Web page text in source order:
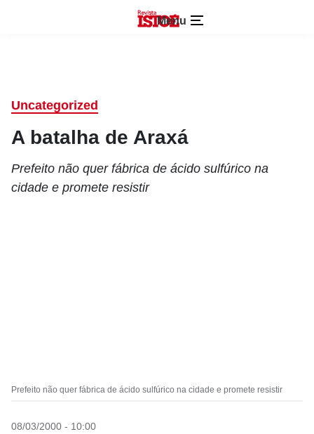
Menu
Uncategorized
A batalha de Araxá
Prefeito não quer fábrica de ácido sulfúrico na
cidade e promete resistir
Prefeito não quer fábrica de ácido sulfúrico na cidade e promete resistir
08/03/2000 - 10:00